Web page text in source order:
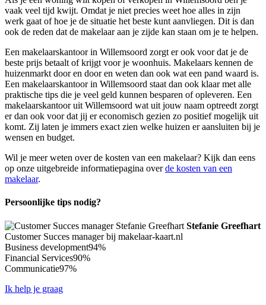
vaak veel tijd kwijt. Omdat je niet precies weet hoe alles in zijn
werk gaat of hoe je de situatie het beste kunt aanvliegen. Dit is dan
ook de reden dat de makelaar aan je zijde kan staan om je te helpen.
Een makelaarskantoor in Willemsoord zorgt er ook voor dat je de
beste prijs betaalt of krijgt voor je woonhuis. Makelaars kennen de
huizenmarkt door en door en weten dan ook wat een pand waard is.
Een makelaarskantoor in Willemsoord staat dan ook klaar met alle
praktische tips die je veel geld kunnen besparen of opleveren. Een
makelaarskantoor uit Willemsoord wat uit jouw naam optreedt zorgt
er dan ook voor dat jij er economisch gezien zo positief mogelijk uit
komt. Zij laten je immers exact zien welke huizen er aansluiten bij je
wensen en budget.
Wil je meer weten over de kosten van een makelaar? Kijk dan eens
op onze uitgebreide informatiepagina overde kosten van een
makelaar.
Persoonlijke tips nodig?
Stefanie Greefhart
Customer Succes manager bij makelaar-kaart.nl
Business development94%
Financial Services90%
Communicatie97%
Ik help je graag